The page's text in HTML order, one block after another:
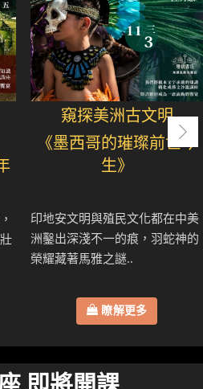
窺探美洲古文明
《墨西哥的璀璨前世今
生》
印地安文明與殖民文化都在中美
洲鑿出深淺不一的痕，羽蛇神的
榮耀藏著馬雅之謎..
瞭解更多